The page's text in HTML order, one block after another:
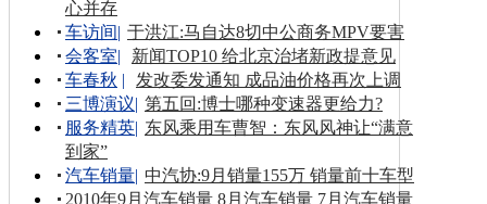
心并存
车访间| 于洪江:马自达8切中公商务MPV要害
会客室|
新闻TOP10 给北京治堵新政提意见
车春秋 |
发改委发通知 成品油价格再次上调
三博演议| 第五回:博士哪种变速器更给力?
服务精英| 东风乘用车曹智：东风风神让“满意
到家”
汽车销量| 中汽协:9月销量155万 销量前十车型
2010年9月汽车销量 8月汽车销量 7月汽车销量